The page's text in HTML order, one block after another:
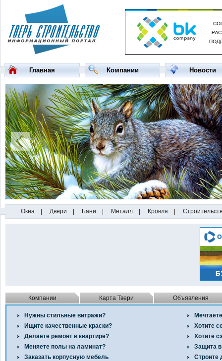
Главная Компании Новости
Окна Двери Бани Металл Кровля
Компании Карта Твери Объявления
Нужны стильные витражи?
Ищите качественные краски?
Делаете ремонт в квартире?
Меняете полы на ламинат?
Заказать корпусную мебель
Хотите
Хотите
Защита
Строите